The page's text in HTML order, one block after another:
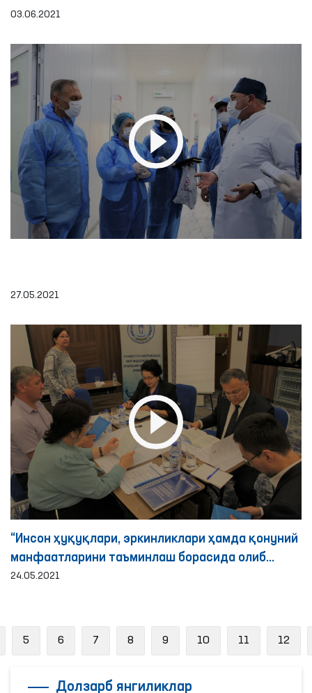
03.06.2021
27.05.2021
“Инсон ҳуқуқлари, эркинликлари ҳамда қонуний
манфаатларини таъминлаш борасида олиб
борилаётган ислоҳотларда Омбудсманнинг
24.05.2021
5 6 7 8 9 10 11 12
Долзарб янгиликлар